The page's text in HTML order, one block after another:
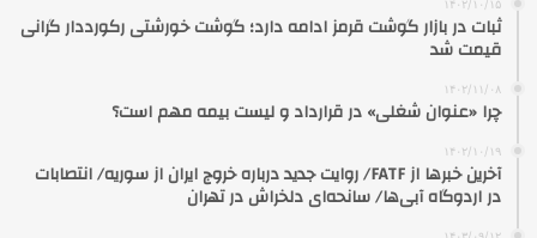
۱۴۰۲/۱۰/۱۵
ثبات در بازار گوشت قرمز ادامه دارد؛ گوشت خورشتی رکورددار گرانی
قیمت شد
۱۴۰۲/۱۱/۰۸
چرا «عنوان شغلی» در قرارداد و لیست بیمه مهم است؟
۱۴۰۲/۱۰/۱۹
آخرین خبرها از FATF/ روایت جدید درباره خروج ایران از سوریه/ انتصابات
در اردوگاه آبی‌ها/ سانحه‌ای ‌دلخراش در تهران